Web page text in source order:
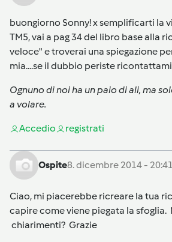
buongiorno Sonny! x semplificarti la
TM5, vai a pag 34 del libro base alla
veloce" e troverai una spiegazione
mia....se il dubbio periste
Ognuno di noi ha un paio di ali, ma
a volare.
Accedio registrati
Ospite8. dicembre 2014 - 20:41
Ciao, mi piacerebbe ricreare la tua
capire come viene piegata la sfoglia.
chiarimenti? Grazie